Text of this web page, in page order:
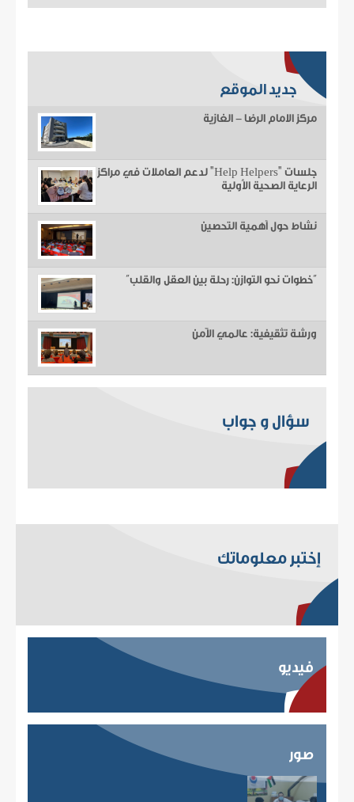
جديد الموقع
مركز الامام الرضا - الغازية
جلسات "Help Helpers" لدعم العاملات في مراكز
الرعاية الصحية الأولية
نشاط حول أهمية التحصين
“خطوات نحو التوازن: رحلة بين العقل والقلب”
ورشة تثقيفية: عالمي الآمن
سؤال و جواب
إختبر معلوماتك
فيديو
صور